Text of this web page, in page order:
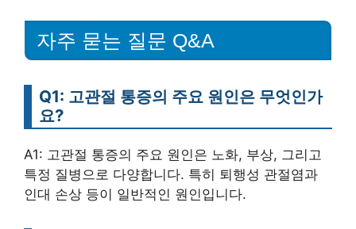
자주 묻는 질문 Q&A
Q1: 고관절 통증의 주요 원인은 무엇인가
요?
A1: 고관절 통증의 주요 원인은 노화, 부상, 그리고
특정 질병으로 다양합니다. 특히 퇴행성 관절염과
인대 손상 등이 일반적인 원인입니다.